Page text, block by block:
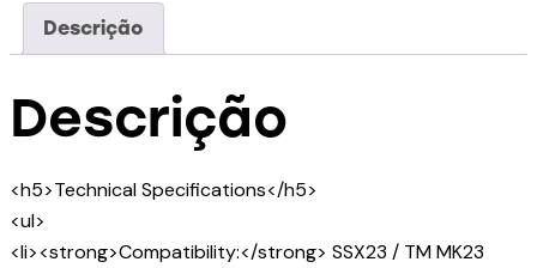
Descrição
Descrição
<h5>Technical Specifications</h5>
<ul>
<li><strong>Compatibility:</strong> SSX23 / TM MK23